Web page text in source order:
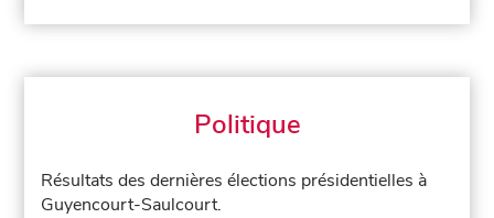
Politique
Résultats des dernières élections présidentielles à
Guyencourt-Saulcourt.